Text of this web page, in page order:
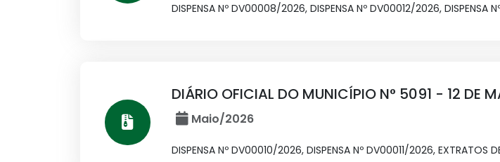
DISPENSA Nº DV00008/2026, DISPENSA Nº DV00012/2026, DISPENSA
DIÁRIO OFICIAL DO MUNICÍPIO N° 5091 - 12 DE
Maio/2026
DISPENSA Nº DV00010/2026, DISPENSA Nº DV00011/2026, EXTRATOS